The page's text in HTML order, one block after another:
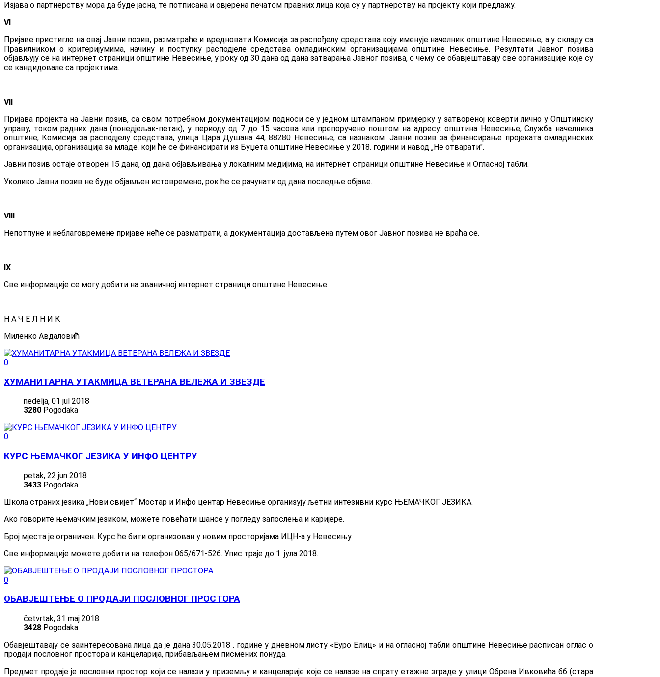
Изјава о партнерству мора да буде јасна, те потписана и овјерена печатом правних лица која су у партнерству на пројекту који предлажу.
VI
Пријаве пристигле на овај Јавни позив, разматраће и вредновати Комисија за распођелу средстава коју именује начелник општине Невесиње, а у складу са
Правилником о критеријумима, начину и поступку расподјеле средстава омладинским организацијама општине Невесиње. Резултати Јавног позива
објављују се на интернет страници општине Невесиње, у року од 30 дана од дана затварања Јавног позива, о чему се обавјештавају све организације које су
се кандидовале са пројектима.
VII
Пријава пројекта на Јавни позив, са свом потребном документацијом подноси се у једном штампаном примјерку у затвореној коверти лично у Општинску
управу, током радних дана (понедјељак-петак), у периоду од 7 до 15 часова или препоручено поштом на адресу: општина Невесиње, Служба начелника
општине, Комисија за расподјелу средстава, улица Цара Душана 44, 88280 Невесиње, са назнаком: Јавни позив за финансирање пројеката омладинских
организација, организација за младе, који ће се финансирати из Буџета општине Невесиње у 2018. години и навод „Не отварати".
Јавни позив остаје отворен 15 дана, од дана објављивања у локалним медијима, на интернет страници општине Невесиње и Огласној табли.
Уколико Јавни позив не буде објављен истовремено, рок ће се рачунати од дана последње објаве.
VIII
Непотпуне и неблаговремене пријаве неће се разматрати, а документација достављена путем овог Јавног позива не враћа се.
IX
Све информације се могу добити на званичној интернет страници општине Невесиње.
Н А Ч Е Л Н И К
Миленко Авдаловић
0
ХУМАНИТАРНА УТАКМИЦА ВЕТЕРАНА ВЕЛЕЖА И ЗВЕЗДЕ
nedelja, 01 jul 2018
3280 Pogodaka
0
КУРС ЊЕМАЧКОГ ЈЕЗИКА У ИНФО ЦЕНТРУ
petak, 22 jun 2018
3433 Pogodaka
Школа страних језика „Нови свијет“ Мостар и Инфо центар Невесиње организују љетни интезивни курс ЊЕМАЧКОГ ЈЕЗИКА.
Ако говорите њемачким језиком, можете повећати шансе у погледу запослења и каријере.
Број мјеста је ограничен. Курс ће бити организован у новим просторијама ИЦН-а у Невесињу.
Све информације можете добити на телефон 065/671-526. Упис траје до 1. јула 2018.
0
ОБАВЈЕШТЕЊЕ О ПРОДАЈИ ПОСЛОВНОГ ПРОСТОРА
četvrtak, 31 maj 2018
3428 Pogodaka
Обавјештавају се заинтересована лица да је дана 30.05.2018 . године у дневном листу «Еуро Блиц» и на огласној табли општине Невесиње расписан оглас о
продаји пословног простора и канцеларија, прибављањем писмених понуда.
Предмет продаје је пословни простор који се налази у приземљу и канцеларије које се налазе на спрату етажне зграде у улици Обрена Ивковића бб (стара